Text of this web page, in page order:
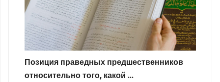
Позиция праведных предшественников
относительно того, какой ...